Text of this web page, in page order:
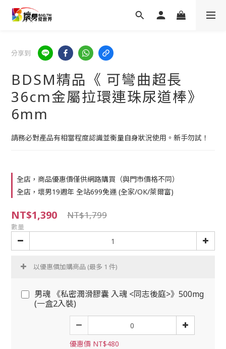
分享到
BDSM精品《 可彎曲超長
36cm金屬拉環連珠尿道棒》
6mm
請務必對產品有相當程度認識並衡量自身狀況使用。新手勿試！
全店，商品優惠價僅供網路購買（與門市價格不同）
全店，壞男19週年 全站699免運 (全家/OK/萊爾富)
NT$1,390 NT$1,799
數量
以優惠價加購商品 (最多 1 件)
男魂 《私密潤滑膠囊 入魂 <同志後庭>》500mg
(一盒2入裝)
優惠價 NT$480